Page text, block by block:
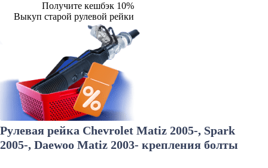
Получите кешбэк 10%
Выкуп старой рулевой рейки
Рулевая рейка Chevrolet Matiz 2005-, Spark
2005-, Daewoo Matiz 2003- крепления болты